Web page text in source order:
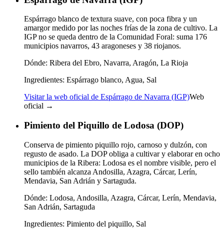
Espárrago blanco de textura suave, con poca fibra y un
amargor medido por las noches frías de la zona de cultivo. La
IGP no se queda dentro de la Comunidad Foral: suma 176
municipios navarros, 43 aragoneses y 38 riojanos.
Dónde: Ribera del Ebro, Navarra, Aragón, La Rioja
Ingredientes: Espárrago blanco, Agua, Sal
Visitar la web oficial de Espárrago de Navarra (IGP)Web
oficial →
Pimiento del Piquillo de Lodosa (DOP)
Conserva de pimiento piquillo rojo, carnoso y dulzón, con
regusto de asado. La DOP obliga a cultivar y elaborar en ocho
municipios de la Ribera: Lodosa es el nombre visible, pero el
sello también alcanza Andosilla, Azagra, Cárcar, Lerín,
Mendavia, San Adrián y Sartaguda.
Dónde: Lodosa, Andosilla, Azagra, Cárcar, Lerín, Mendavia,
San Adrián, Sartaguda
Ingredientes: Pimiento del piquillo, Sal